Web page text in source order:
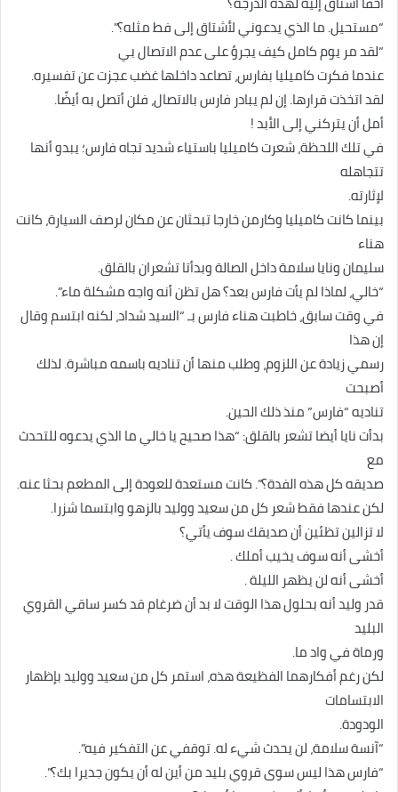
“مستحيل. ما الذي يدعوني لأشتاق إلى فط مثله؟”.
“لقد مر يوم كامل كيف يجرؤ على عدم الاتصال بي
عندما فكرت كاميليا بفارس، تصاعد داخلها غضب عجزت عن تفسيره.
لقد اتخذت قرارها. إن لم يبادر فارس بالاتصال، فلن أتصل به أيضًا.
أمل أن يتركني إلى الأبد !
في تلك اللحظة، شعرت كاميليا باستياء شديد تجاه فارس؛ يبدو أنها
تتجاهله
لإثارته.
بينما كانت كاميليا وكارمن خارجا تبحثان عن مكان لرصف السيارة، كانت
هناء
سليمان ونايا سلامة داخل الصالة وبدأتا تشعران بالقلق.
“خالي، لماذا لم يأت فارس بعد؟ هل تظن أنه واجه مشكلة ماء”.
في وقت سابق، خاطبت هناء فارس بـ “السيد شداد، لكنه ابتسم وقال
إن هذا
رسمي زيادة عن اللزوم، وطلب منها أن تناديه باسمه مباشرة. لذلك
أصبحت
تناديه “فارس” منذ ذلك الحين.
بدأت نايا أيضا تشعر بالقلق: “هذا صحيح يا خالي ما الذي يدعوه للتحدث
مع
صديقه كل هذه الفدة؟”. كانت مستعدة للعودة إلى المطعم بحثا عنه.
لكن عندها فقط شعر كل من سعيد ووليد بالزهو وابتسما شزرا.
لا تزالين تظئين أن صديقك سوف يأتي؟
أخشى أنه سوف يخيب أملك .
أخشى أنه لن يظهر الليلة .
قدر وليد أنه بحلول هذا الوقت لا بد أن ضرغام قد كسر ساقي القروي
البليد
ورماة في واد ما.
لكن رغم أفكارهما الفظيعة هذه، استمر كل من سعيد ووليد بإظهار
الابتسامات
الودودة.
“آنسة سلامة، لن يحدث شيء له. توقفي عن التفكير فيه”.
“فارس هذا ليس سوى قروي بليد من أين له أن يكون جديرا بك؟”.